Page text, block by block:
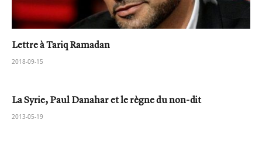
Lettre à Tariq Ramadan
2018-09-15
La Syrie, Paul Danahar et le règne du non-dit
2013-05-19